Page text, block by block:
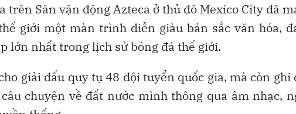
trên Sân vận động Azteca ở thủ đô Mexico City đã
giới một màn trình diễn giàu bản sắc văn hóa,
lớn nhất trong lịch sử bóng đá thế giới.
giải đấu quy tụ 48 đội tuyển quốc gia, mà còn ghi
chuyện về đất nước mình thông qua âm nhạc,